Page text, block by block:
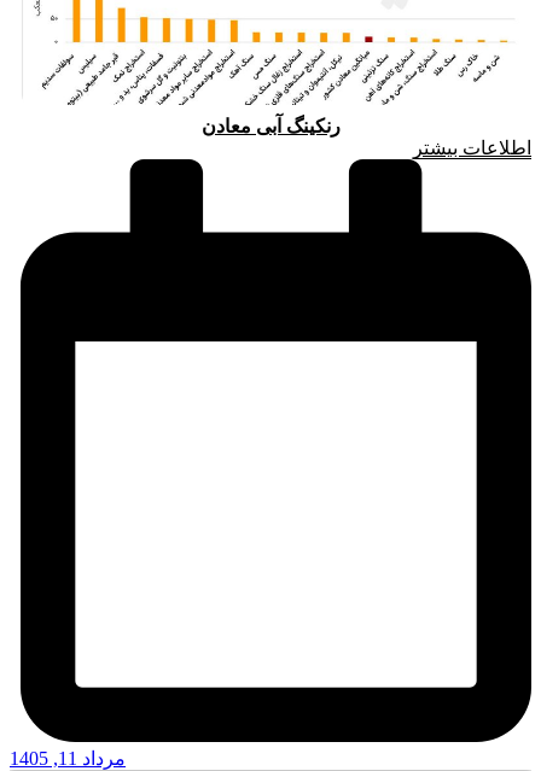
رنکینگ آبی معادن
اطلاعات بیشتر
مرداد 11, 1405